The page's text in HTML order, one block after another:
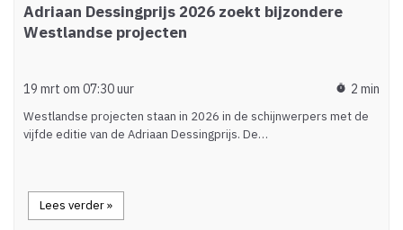
Adriaan Dessingprijs 2026 zoekt bijzondere
Westlandse projecten
19 mrt om 07:30 uur timer 2 min
Westlandse projecten staan in 2026 in de schijnwerpers met de
vijfde editie van de Adriaan Dessingprijs. De…
Lees verder »